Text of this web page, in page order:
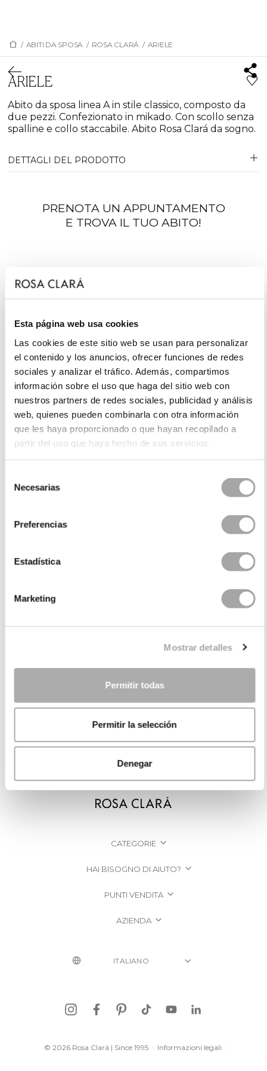
Esta página web usa cookies
Las cookies de este sitio web se usan para personalizar
el contenido y los anuncios, ofrecer funciones de redes
sociales y analizar el tráfico. Además, compartimos
información sobre el uso que haga del sitio web con
nuestros partners de redes sociales, publicidad y análisis
web, quienes pueden combinarla con otra información
que les haya proporcionado o que hayan recopilado a
partir del uso que haya hecho de sus servicios.
Necesarias
Preferencias
Estadística
Marketing
Mostrar detalles
Permitir todas
Permitir la selección
Denegar
/ ABITI DA SPOSA / ROSA CLARÁ / ARIELE
ARIELE
Abito da sposa linea A in stile classico, composto da
due pezzi. Confezionato in mikado. Con scollo senza
spalline e collo staccabile. Abito Rosa Clará da sogno.
DETTAGLI DEL PRODOTTO
PRENOTA UN APPUNTAMENTO
E TROVA IL TUO ABITO!
CATEGORIE
HAI BISOGNO DI AIUTO?
PUNTI VENDITA
AZIENDA
© 2026 Rosa Clará | Since 1995 · Informazioni legali ·